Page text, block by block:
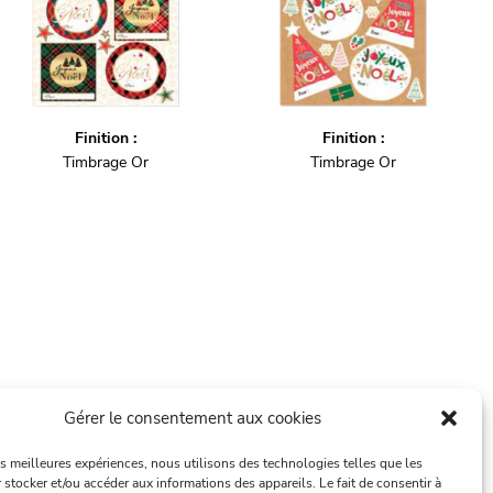
Gérer le consentement aux cookies
meilleures expériences, nous utilisons des technologies telles que les
et/ou accéder aux informations des appareils. Le fait de consentir à
Finition :
Timbrage Or
Finition :
Timbrage Or